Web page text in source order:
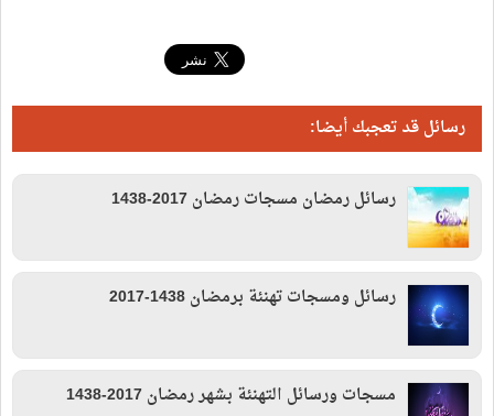
رسائل قد تعجبك أيضا:
رسائل رمضان مسجات رمضان 2017-1438
رسائل ومسجات تهنئة برمضان 1438-2017
مسجات ورسائل التهنئة بشهر رمضان 2017-1438